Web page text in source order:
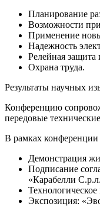
Планирование
Возможности
Применение
Надежность
Релейная защита
Охрана труда.
Результаты научных
Конференцию
передовые
В рамках конференции
Демонстрация
Подписание
«Карабелли
Экспозиция: